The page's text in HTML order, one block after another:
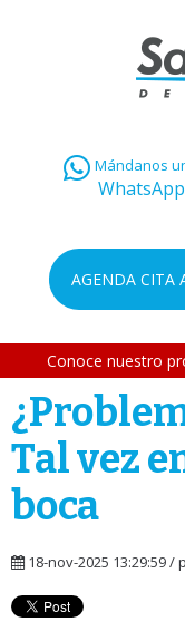
Mándanos
WhatsApp
AGENDA CITA
Conoce nuestro
Tal vez
boca
18-nov-2025 13:29:59 /